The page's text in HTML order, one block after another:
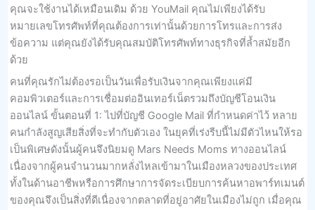
คุณจะใช้งานได้เหมือนเดิม ด้วย YouMail คุณไม่เพียงได้รับ
หมายเลขโทรศัพท์ที่คุณต้องการเท่านั้นด้วยการโทรและการส่ง
ข้อความ แต่คุณยังได้รับคุณสมบัติโทรศัพท์ทางธุรกิจที่ล้ำสมัยอีก
ด้วย
คนที่คุณรักไม่ต้องรอเป็นวันเพื่อรับเงินจากคุณเพียงแค่มี
คอมพิวเตอร์และการเชื่อมต่ออินเทอร์เน็ตรวมถึงบัญชีโอนเงิน
ออนไลน์ ขั้นตอนที่ 1: ไปที่บัญชี Google Mail ที่กำหนดค่าไว้ หลาย
คนกำลังสูญเสียสิ่งที่จะทำกับตัวเอง ในยุคที่เร่งรีบนี้ไม่มีตัวไหนให้รอ
เป็นพิเศษดังนั้นผู้คนจึงนิยมดู Mars Needs Moms ทางออนไลน์
เนื่องจากผู้คนจำนวนมากหลั่งไหลเข้ามาในเมืองหลวงของประเทศ
ทั้งในด้านอาชีพหรือการศึกษาการจัดระเบียบการค้นหาอพาร์ทเมนต์
ของคุณจึงเป็นสิ่งที่ดีเนื่องจากตลาดที่อยู่อาศัยในเมืองไม่ถูก เมื่อคุณ